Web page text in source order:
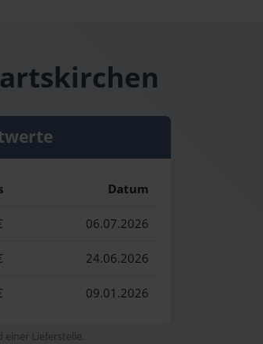
Datum
06.07.2026
24.06.2026
09.01.2026
einer Lieferstelle.